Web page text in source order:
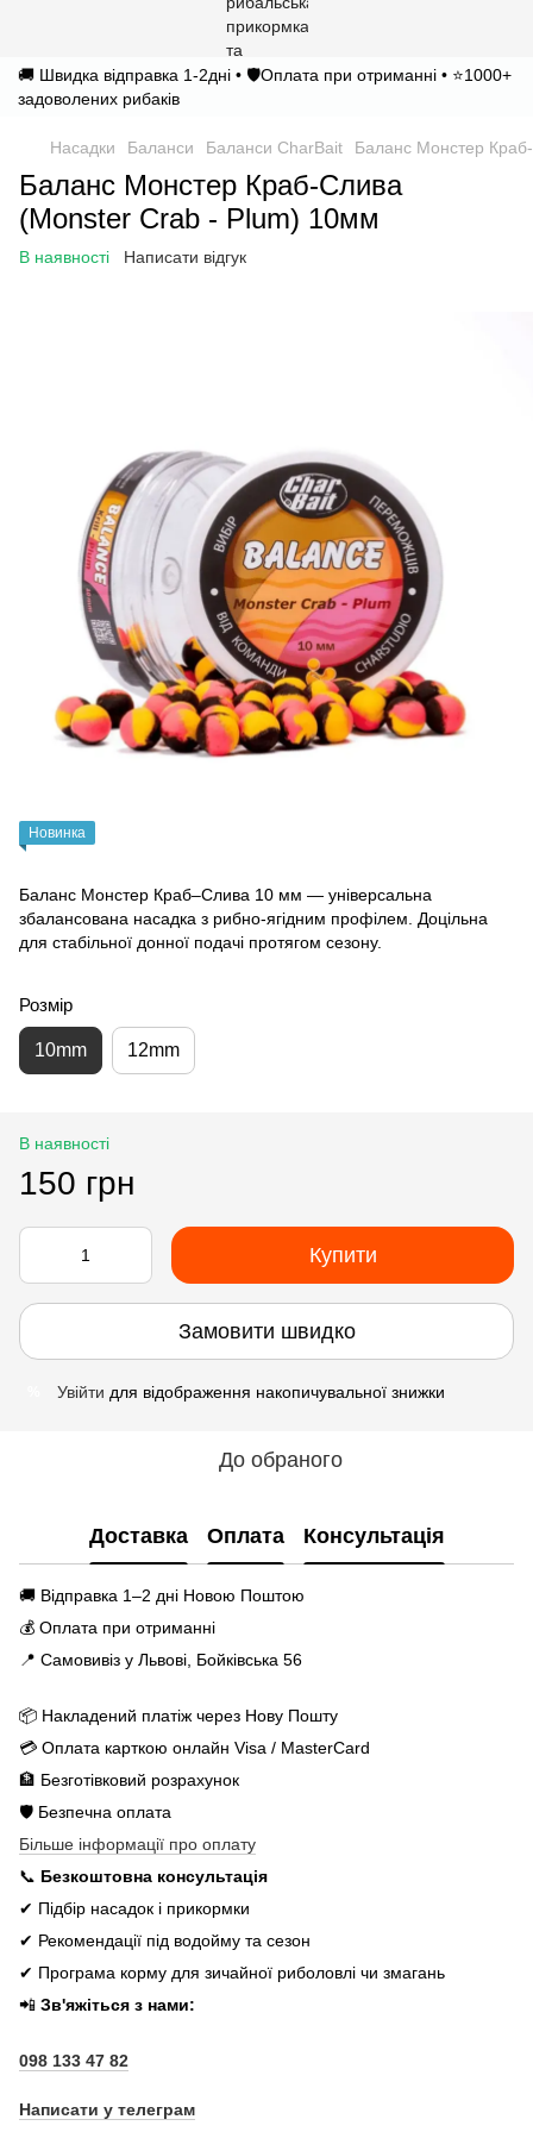
🚚 Швидка відправка 1-2дні • 🛡️Оплата при отриманні • ⭐1000+
задоволених рибаків
Насадки Баланси Баланси CharBait Баланс Монстер
Баланс Монстер Краб-Слива
(Monster Crab - Plum) 10мм
В наявності Написати відгук
Новинка
Баланс Монстер Краб–Слива 10 мм — універсальна
збалансована насадка з рибно-ягідним профілем. Доцільна
для стабільної донної подачі протягом сезону.
Розмір
10mm 12mm
В наявності
150 грн
Купити
Замовити швидко
Увійти для відображення накопичувальної знижки
До обраного
Доставка Оплата Консультація
🚚 Відправка 1–2 дні Новою Поштою
💰 Оплата при отриманні
📍 Самовивіз у Львові, Бойківська 56
📦 Накладений платіж через Нову Пошту
💳 Оплата карткою онлайн Visa / MasterCard
🏦 Безготівковий розрахунок
🛡️ Безпечна оплата
Більше інформації про оплату
📞 Безкоштовна консультація
✔ Підбір насадок і прикормки
✔ Рекомендації під водойму та сезон
✔ Програма корму для зичайної риболовлі чи змагань
📲 Зв'яжіться з нами:
098 133 47 82
Написати у телеграм